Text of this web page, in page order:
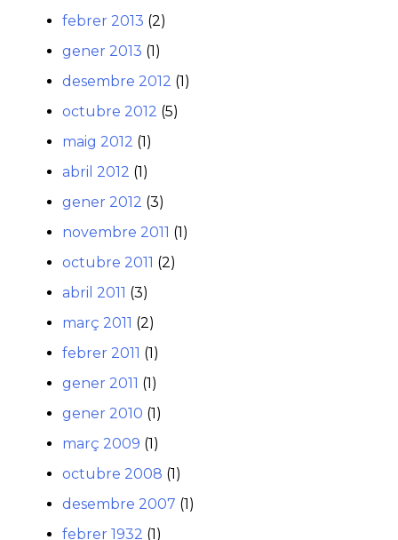
febrer 2013 (2)
gener 2013 (1)
desembre 2012 (1)
octubre 2012 (5)
maig 2012 (1)
abril 2012 (1)
gener 2012 (3)
novembre 2011 (1)
octubre 2011 (2)
abril 2011 (3)
març 2011 (2)
febrer 2011 (1)
gener 2011 (1)
gener 2010 (1)
març 2009 (1)
octubre 2008 (1)
desembre 2007 (1)
febrer 1932 (1)